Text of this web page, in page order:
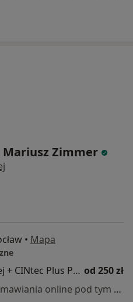
Zimmer
• Mapa
Badanie cytologii płynnej + CINtec Plus P16/Ki67 od 250 zł
Specjalista nie oferuje umawiania online pod tym adresem.